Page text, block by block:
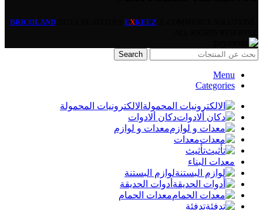
BRICOLAND EXKEEZ
Search
Menu
Categories
الالكترونيات المحمولة
دكان ألادوات
معدات و لوازم
معدات
تأثيث
معدات البناء
لوازم البستنة
أدوات الحديقة
معدات الحمام
تدفئة